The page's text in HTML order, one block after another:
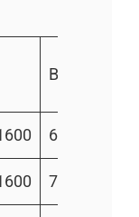
Βάρος
600kg
700kg